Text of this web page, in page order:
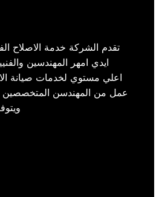
تقدم الشركة خدمة الاصلاح
ايدي امهر المهندسين
اعلي مستوي لخدمات صيانة
عمل من المهندسن المتخصصين